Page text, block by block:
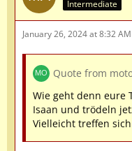
Intermediate
January 26, 2024 at 8:32 AM
Quote from
Wie geht denn eure
Isaan und trödeln
Vielleicht treffen